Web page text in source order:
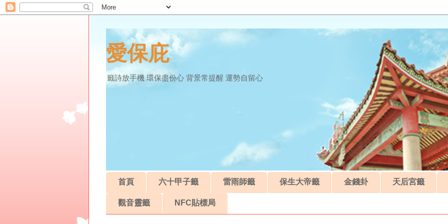
愛保庇
籤詩放手機 環保盡份心 背景常提醒 運勢自留心
首頁 六十甲子籤 雷雨師籤 保生大帝籤 金錢卦 天后宮籤
觀音靈籤 NFC貼標局